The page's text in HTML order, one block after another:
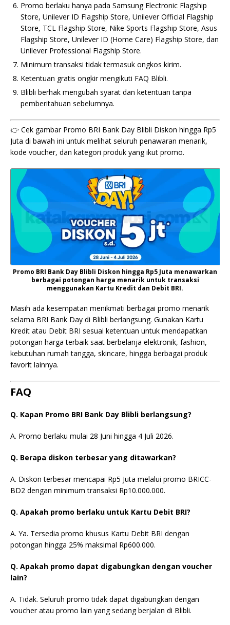
Promo berlaku hanya pada Samsung Electronic Flagship
Store, Unilever ID Flagship Store, Unilever Official Flagship
Store, TCL Flagship Store, Nike Sports Flagship Store, Asus
Flagship Store, Unilever ID (Home Care) Flagship Store, dan
Unilever Professional Flagship Store.
Minimum transaksi tidak termasuk ongkos kirim.
Ketentuan gratis ongkir mengikuti FAQ Blibli.
Blibli berhak mengubah syarat dan ketentuan tanpa
pemberitahuan sebelumnya.
👉 Cek gambar Promo BRI Bank Day Blibli Diskon hingga Rp5
Juta di bawah ini untuk melihat seluruh penawaran menarik,
kode voucher, dan kategori produk yang ikut promo.
Promo BRI Bank Day Blibli Diskon hingga Rp5 Juta menawarkan
berbagai potongan harga menarik untuk transaksi
menggunakan Kartu Kredit dan Debit BRI.
Masih ada kesempatan menikmati berbagai promo menarik
selama BRI Bank Day di Blibli berlangsung. Gunakan Kartu
Kredit atau Debit BRI sesuai ketentuan untuk mendapatkan
potongan harga terbaik saat berbelanja elektronik, fashion,
kebutuhan rumah tangga, skincare, hingga berbagai produk
favorit lainnya.
FAQ
Q. Kapan Promo BRI Bank Day Blibli berlangsung?
A. Promo berlaku mulai 28 Juni hingga 4 Juli 2026.
Q. Berapa diskon terbesar yang ditawarkan?
A. Diskon terbesar mencapai Rp5 Juta melalui promo BRICC-
BD2 dengan minimum transaksi Rp10.000.000.
Q. Apakah promo berlaku untuk Kartu Debit BRI?
A. Ya. Tersedia promo khusus Kartu Debit BRI dengan
potongan hingga 25% maksimal Rp600.000.
Q. Apakah promo dapat digabungkan dengan voucher
lain?
A. Tidak. Seluruh promo tidak dapat digabungkan dengan
voucher atau promo lain yang sedang berjalan di Blibli.